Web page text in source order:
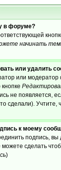
в форуме?
начинать
или удалить
или модератор
не появляется,
сделали).
к моему
подпись,
сделать
)